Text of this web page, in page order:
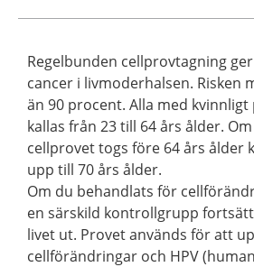
Regelbunden cellprovtagning
cancer i livmoderhalsen. Risken
än 90 procent. Alla med
kallas från 23 till 64 års ålder.
cellprovet togs före 64 års ålder
upp till 70 års ålder.
Om du behandlats för
en särskild kontrollgrupp
livet ut. Provet används för att
cellförändringar och HPV